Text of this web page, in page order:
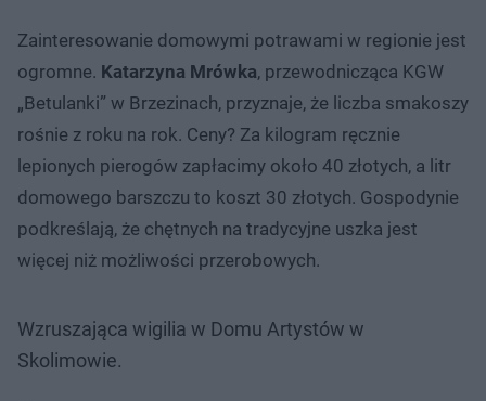
Zainteresowanie domowymi potrawami w regionie jest
ogromne. Katarzyna Mrówka, przewodnicząca KGW
„Betulanki” w Brzezinach, przyznaje, że liczba smakoszy
rośnie z roku na rok. Ceny? Za kilogram ręcznie
lepionych pierogów zapłacimy około 40 złotych, a litr
domowego barszczu to koszt 30 złotych. Gospodynie
podkreślają, że chętnych na tradycyjne uszka jest
więcej niż możliwości przerobowych.
Wzruszająca wigilia w Domu Artystów w
Skolimowie.